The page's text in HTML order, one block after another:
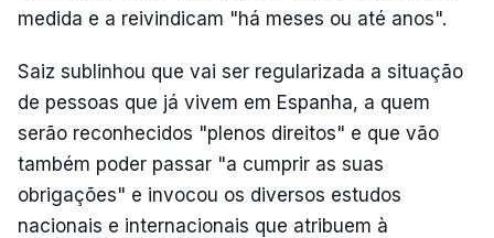
medida e a reivindicam "há meses ou até anos".
Saiz sublinhou que vai ser regularizada a situação
de pessoas que já vivem em Espanha, a quem
serão reconhecidos "plenos direitos" e que vão
também poder passar "a cumprir as suas
obrigações" e invocou os diversos estudos
nacionais e internacionais que atribuem à